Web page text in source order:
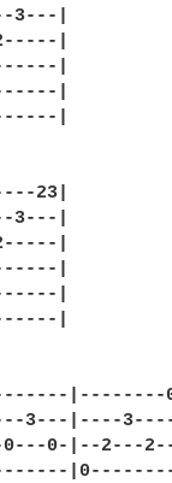
3---|
|
|
|
|
23|
3---|
|
|
|
|
3---|----
0-|--2---